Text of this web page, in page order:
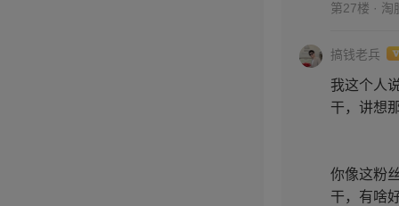
第27楼 · 淘
搞钱老兵
我这个人
干，讲想
你像这粉
干，有啥